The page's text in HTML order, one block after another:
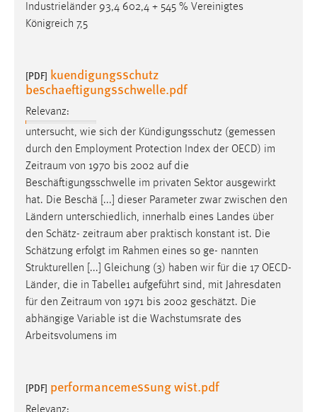
Industrieländer 93,4 602,4 + 545 % Vereinigtes
Königreich 7,5
[PDF] kuendigungsschutz
beschaeftigungsschwelle.pdf
Relevanz:
untersucht, wie sich der Kündigungsschutz (gemessen
durch den Employment Protection Index der OECD) im
Zeitraum von 1970 bis 2002 auf die
Beschäftigungsschwelle im privaten Sektor ausgewirkt
hat. Die Beschä [...] dieser Parameter zwar zwischen den
Ländern unterschiedlich, innerhalb eines Landes über
den Schätz- zeitraum aber praktisch konstant ist. Die
Schätzung erfolgt im Rahmen eines so ge- nannten
Strukturellen [...] Gleichung (3) haben wir für die 17 OECD-
Länder, die in Tabelle1 aufgeführt sind, mit Jahresdaten
für den Zeitraum von 1971 bis 2002 geschätzt. Die
abhängige Variable ist die Wachstumsrate des
Arbeitsvolumens im
[PDF] performancemessung wist.pdf
Relevanz: